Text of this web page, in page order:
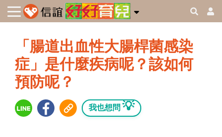
「腸道出血性大腸桿菌感染
症」是什麼疾病呢？該如何
預防呢？
我也想問 💡